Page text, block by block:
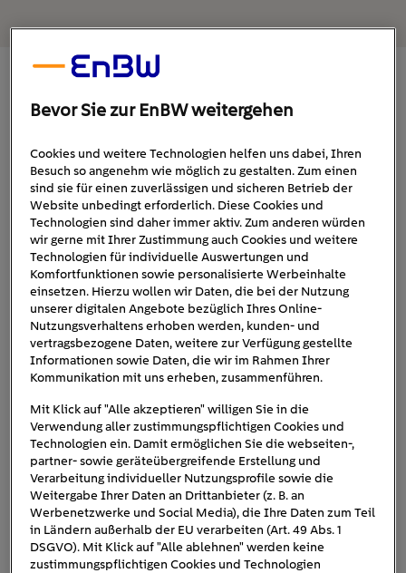
23. November 2021 1min
EnBW_mobility_AutoCharge_a
n_Ladesaeule_Paar
Bevor Sie zur EnBW weitergehen
Cookies und weitere Technologien helfen uns dabei, Ihren
Besuch so angenehm wie möglich zu gestalten. Zum einen
sind sie für einen zuverlässigen und sicheren Betrieb der
Website unbedingt erforderlich. Diese Cookies und
Technologien sind daher immer aktiv. Zum anderen würden
wir gerne mit Ihrer Zustimmung auch Cookies und weitere
Technologien für individuelle Auswertungen und
Komfortfunktionen sowie personalisierte Werbeinhalte
einsetzen. Hierzu wollen wir Daten, die bei der Nutzung
unserer digitalen Angebote bezüglich Ihres Online-
Nutzungsverhaltens erhoben werden, kunden- und
vertragsbezogene Daten, weitere zur Verfügung gestellte
Informationen sowie Daten, die wir im Rahmen Ihrer
Kommunikation mit uns erheben, zusammenführen.
Mit Klick auf "Alle akzeptieren" willigen Sie in die
Verwendung aller zustimmungspflichtigen Cookies und
Technologien ein. Damit ermöglichen Sie die webseiten-,
partner- sowie geräteübergreifende Erstellung und
Verarbeitung individueller Nutzungsprofile sowie die
Weitergabe Ihrer Daten an Drittanbieter (z. B. an
Werbenetzwerke und Social Media), die Ihre Daten zum Teil
in Ländern außerhalb der EU verarbeiten (Art. 49 Abs. 1
DSGVO). Mit Klick auf "Alle ablehnen" werden keine
zustimmungspflichtigen Cookies und Technologien